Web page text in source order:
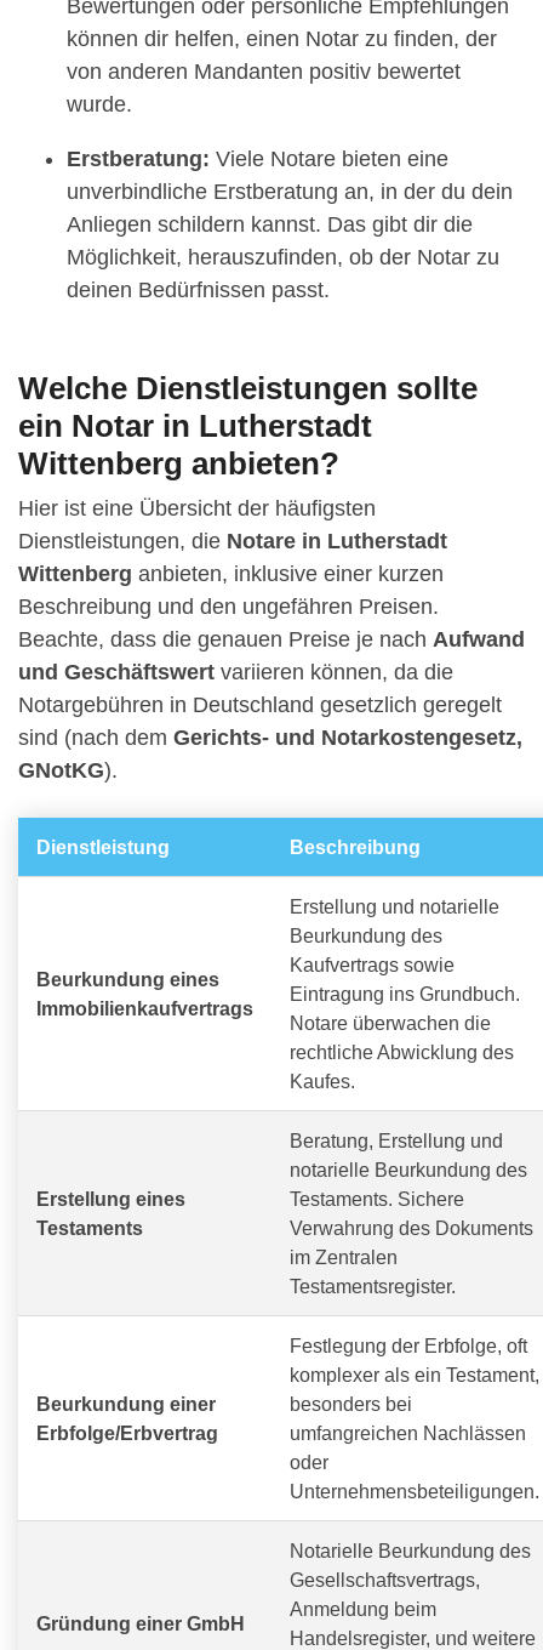
Bewertungen oder persönliche Empfehlungen
können dir helfen, einen Notar zu finden, der
von anderen Mandanten positiv bewertet
wurde.
Erstberatung: Viele Notare bieten eine
unverbindliche Erstberatung an, in der du dein
Anliegen schildern kannst. Das gibt dir die
Möglichkeit, herauszufinden, ob der Notar zu
deinen Bedürfnissen passt.
Welche Dienstleistungen sollte
ein Notar in Lutherstadt
Wittenberg anbieten?
Hier ist eine Übersicht der häufigsten
Dienstleistungen, die Notare in Lutherstadt
Wittenberg anbieten, inklusive einer kurzen
Beschreibung und den ungefähren Preisen.
Beachte, dass die genauen Preise je nach Aufwand
und Geschäftswert variieren können, da die
Notargebühren in Deutschland gesetzlich geregelt
sind (nach dem Gerichts- und Notarkostengesetz,
GNotKG).
Dienstleistung Beschreibung
Beurkundung eines
Immobilienkaufvertrags
Erstellung und notarielle
Beurkundung des
Kaufvertrags sowie
Eintragung ins Grundbuch.
Notare überwachen die
rechtliche Abwicklung des
Kaufes.
Erstellung eines
Testaments
Beratung, Erstellung und
notarielle Beurkundung des
Testaments. Sichere
Verwahrung des Dokuments
im Zentralen
Testamentsregister.
Beurkundung einer
Erbfolge/Erbvertrag
Festlegung der Erbfolge, oft
komplexer als ein Testament,
besonders bei
umfangreichen Nachlässen
oder
Unternehmensbeteiligungen.
Gründung einer GmbH
Notarielle Beurkundung des
Gesellschaftsvertrags,
Anmeldung beim
Handelsregister, und weitere